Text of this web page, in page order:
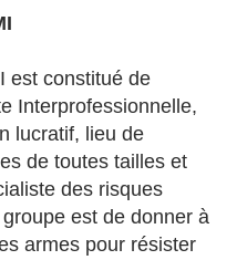
est constitué de
Interprofessionnelle,
lucratif, lieu de
de toutes tailles et
des risques
est de donner à
armes pour résister